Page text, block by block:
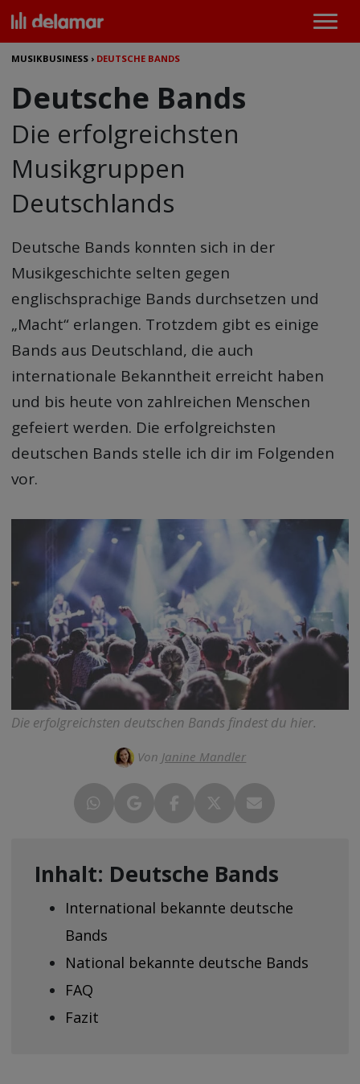
MUSIKBUSINESS › DEUTSCHE BANDS
Deutsche Bands
Die erfolgreichsten
Musikgruppen
Deutschlands
Deutsche Bands konnten sich in der
Musikgeschichte selten gegen
englischsprachige Bands durchsetzen und
„Macht“ erlangen. Trotzdem gibt es einige
Bands aus Deutschland, die auch
internationale Bekanntheit erreicht haben
und bis heute von zahlreichen Menschen
gefeiert werden. Die erfolgreichsten
deutschen Bands stelle ich dir im Folgenden
vor.
Die erfolgreichsten deutschen Bands findest du hier.
Von Janine Mandler
Inhalt: Deutsche Bands
International bekannte deutsche
Bands
National bekannte deutsche Bands
FAQ
Fazit